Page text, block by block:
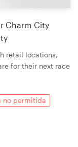
Charm City
retail locations,
for their next race
no permitida